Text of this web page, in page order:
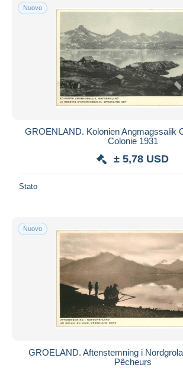
Aggiorna
Nuovo
GROENLAND. Kolonien Angmagssalik
Colonie 1931
± 5,78 USD
Stato
Nuovo
GROELAND. Aftenstemning i
Pêcheurs